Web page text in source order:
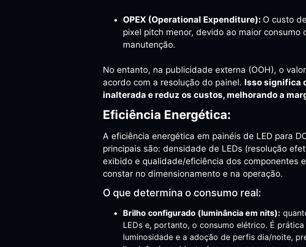
OPEX (Operational Expenditure): O custo
pixel pitch menor, devido ao maior
manutenção.
No entanto, na publicidade externa (OOH), o
acordo com a resolução do painel. Isso significa
inalterada e reduz os custos, melhorando a
Eficiência Energética:
A eficiência energética em painéis de LED para
principais são: densidade de LEDs (resolução
exibido e qualidade/eficiência dos componentes
constar no dimensionamento e na operação.
O que determina o consumo real:
Brilho configurado (luminância em nits):
LEDs e, portanto, o consumo elétrico. É
luminosidade e a adoção de perfis dia/noite,